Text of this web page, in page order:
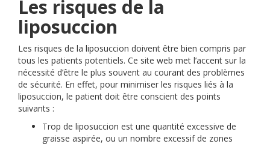
Les risques de la
liposuccion
Les risques de la liposuccion doivent être bien compris par
tous les patients potentiels. Ce site web met l’accent sur la
nécessité d’être le plus souvent au courant des problèmes
de sécurité. En effet, pour minimiser les risques liés à la
liposuccion, le patient doit être conscient des points
suivants :
Trop de liposuccion est une quantité excessive de
graisse aspirée, ou un nombre excessif de zones